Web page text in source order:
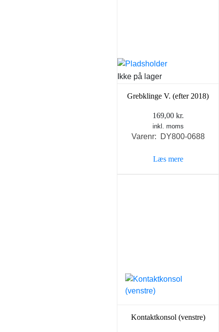
Ikke på lager
Grebklinge V. (efter 2018)
169,00 kr.
inkl. moms
Varenr: DY800-0688
Læs mere
Kontaktkonsol (venstre)